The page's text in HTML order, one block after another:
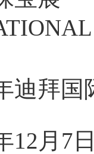
迪拜国
12月7